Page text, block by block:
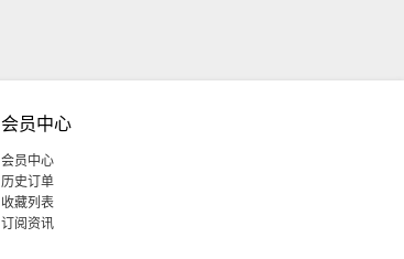
会员中心
会员中心
历史订单
收藏列表
订阅资讯